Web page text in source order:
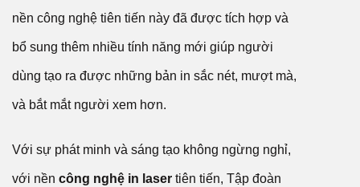
nền công nghệ tiên tiến này đã được tích hợp và
bổ sung thêm nhiều tính năng mới giúp người
dùng tạo ra được những bản in sắc nét, mượt mà,
và bắt mắt người xem hơn.
Với sự phát minh và sáng tạo không ngừng nghỉ,
với nền công nghệ in laser tiên tiến, Tập đoàn